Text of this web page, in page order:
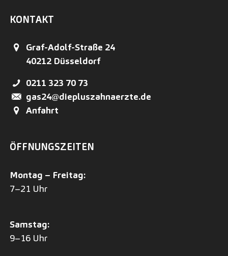
KONTAKT
Graf-Adolf-Straße 24
40212 Düsseldorf
0211 323 70 73
gas24@diepluszahnaerzte.de
Anfahrt
ÖFFNUNGSZEITEN
Montag – Freitag:
7–21 Uhr
Samstag:
9–16 Uhr